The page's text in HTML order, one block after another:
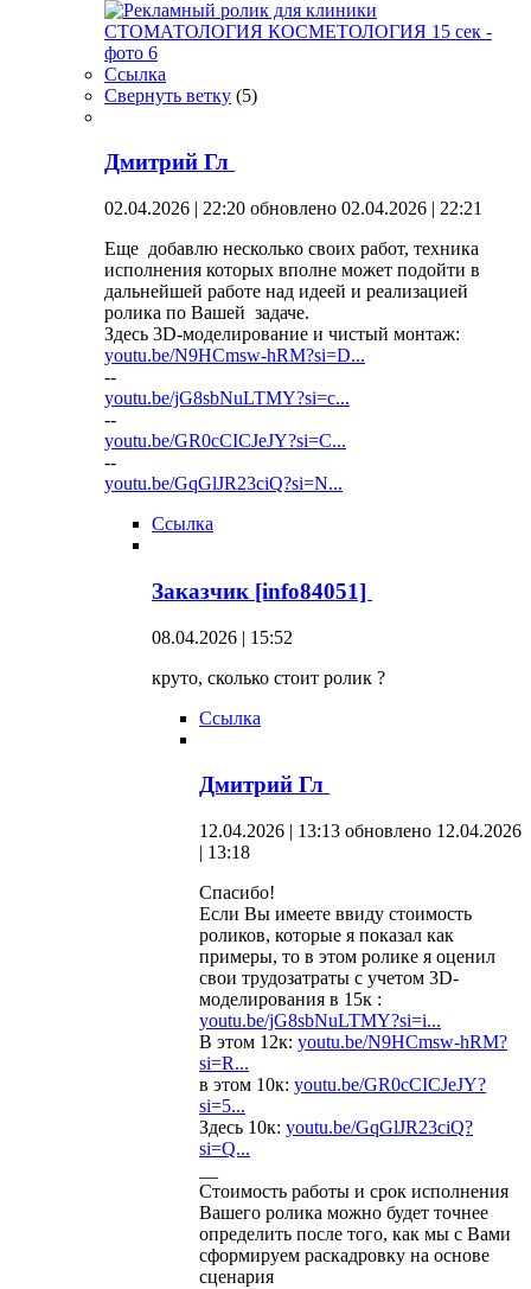
Ссылка
Свернуть ветку (5)
Дмитрий Гл
02.04.2026 | 22:20 обновлено 02.04.2026 | 22:21
Еще добавлю несколько своих работ, техника
исполнения которых вполне может подойти в
дальнейшей работе над идеей и реализацией
ролика по Вашей задаче.
Здесь 3D-моделирование и чистый монтаж:
youtu.be/N9HCmsw-hRM?si=D...
--
youtu.be/jG8sbNuLTMY?si=c...
--
youtu.be/GR0cCICJeJY?si=C...
--
youtu.be/GqGlJR23ciQ?si=N...
Ссылка
Заказчик [info84051]
08.04.2026 | 15:52
круто, сколько стоит ролик ?
Ссылка
Дмитрий Гл
12.04.2026 | 13:13 обновлено 12.04.2026
| 13:18
Спасибо!
Если Вы имеете ввиду стоимость
роликов, которые я показал как
примеры, то в этом ролике я оценил
свои трудозатраты с учетом 3D-
моделирования в 15к :
youtu.be/jG8sbNuLTMY?si=i...
В этом 12к: youtu.be/N9HCmsw-hRM?
si=R...
в этом 10к: youtu.be/GR0cCICJeJY?
si=5...
Здесь 10к: youtu.be/GqGlJR23ciQ?
si=Q...
Стоимость работы и срок исполнения
Вашего ролика можно будет точнее
определить после того, как мы с Вами
сформируем раскадровку на основе
сценария